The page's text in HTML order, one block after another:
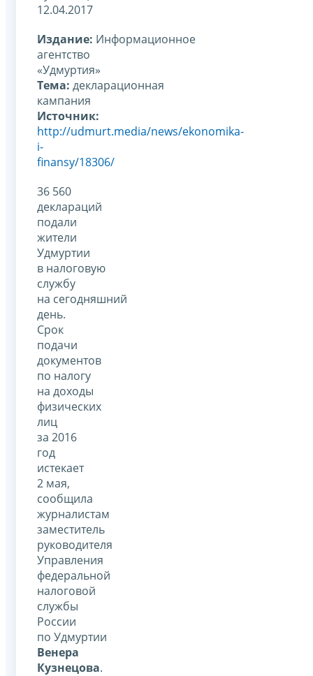
12.04.2017
Издание: Информационное
агентство
«Удмуртия»
Тема: декларационная
кампания
Источник:
http://udmurt.media/news/ekonomika-
i-
finansy/18306/
36 560
деклараций
подали
жители
Удмуртии
в налоговую
службу
на сегодняшний
день.
Срок
подачи
документов
по налогу
на доходы
физических
лиц
за 2016
год
истекает
2 мая,
сообщила
журналистам
заместитель
руководителя
Управления
федеральной
налоговой
службы
России
по Удмуртии
Венера
Кузнецова.